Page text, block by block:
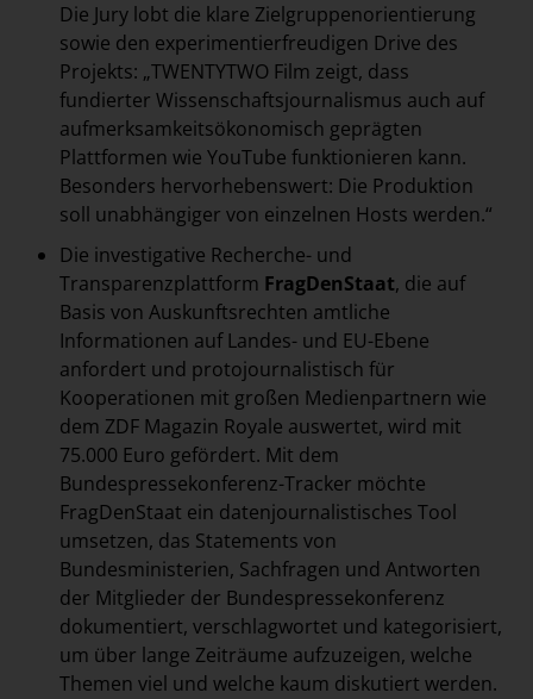
Die Jury lobt die klare Zielgruppenorientierung
sowie den experimentierfreudigen Drive des
Projekts: „TWENTYTWO Film zeigt, dass
fundierter Wissenschaftsjournalismus auch auf
aufmerksamkeitsökonomisch geprägten
Plattformen wie YouTube funktionieren kann.
Besonders hervorhebenswert: Die Produktion
soll unabhängiger von einzelnen Hosts werden.“
Die investigative Recherche- und
Transparenzplattform FragDenStaat, die auf
Basis von Auskunftsrechten amtliche
Informationen auf Landes- und EU-Ebene
anfordert und protojournalistisch für
Kooperationen mit großen Medienpartnern wie
dem ZDF Magazin Royale auswertet, wird mit
75.000 Euro gefördert. Mit dem
Bundespressekonferenz-Tracker möchte
FragDenStaat ein datenjournalistisches Tool
umsetzen, das Statements von
Bundesministerien, Sachfragen und Antworten
der Mitglieder der Bundespressekonferenz
dokumentiert, verschlagwortet und kategorisiert,
um über lange Zeiträume aufzuzeigen, welche
Themen viel und welche kaum diskutiert werden.